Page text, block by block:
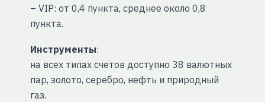
– VIP: от 0,4 пункта, среднее около 0,8
пункта.
Инструменты:
на всех типах счетов доступно 38 валютных
пар, золото, серебро, нефть и природный
газ.